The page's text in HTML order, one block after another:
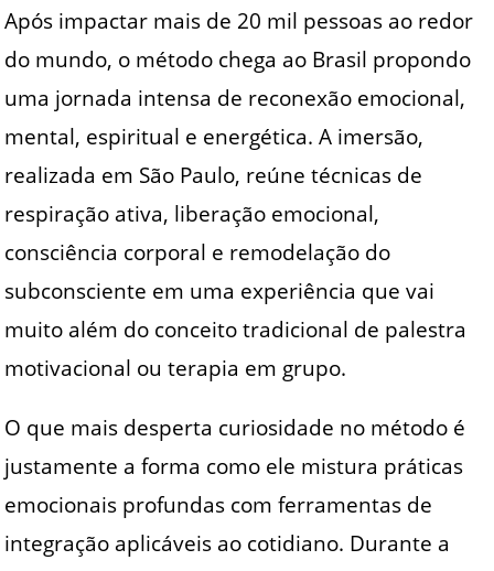
Após impactar mais de 20 mil pessoas ao redor
do mundo, o método chega ao Brasil propondo
uma jornada intensa de reconexão emocional,
mental, espiritual e energética. A imersão,
realizada em São Paulo, reúne técnicas de
respiração ativa, liberação emocional,
consciência corporal e remodelação do
subconsciente em uma experiência que vai
muito além do conceito tradicional de palestra
motivacional ou terapia em grupo.
O que mais desperta curiosidade no método é
justamente a forma como ele mistura práticas
emocionais profundas com ferramentas de
integração aplicáveis ao cotidiano. Durante a